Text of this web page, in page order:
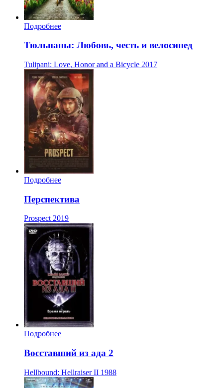
Подробнее
Тюльпаны: Любовь, честь и велосипед
Tulipani: Love, Honor and a Bicycle 2017
Подробнее
Перспектива
Prospect 2019
Подробнее
Восставший из ада 2
Hellbound: Hellraiser II 1988